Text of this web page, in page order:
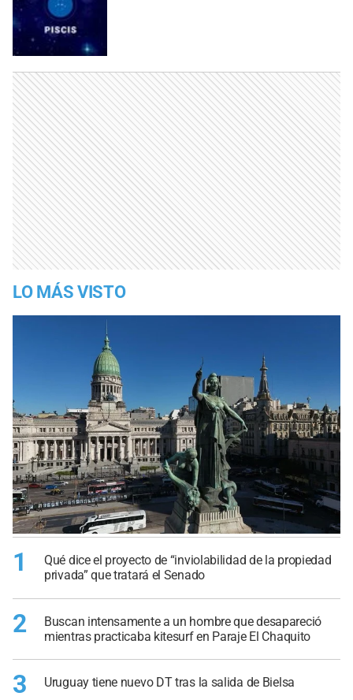
LO MÁS VISTO
1
Qué dice el proyecto de “inviolabilidad de la propiedad
privada” que tratará el Senado
2
Buscan intensamente a un hombre que desapareció
mientras practicaba kitesurf en Paraje El Chaquito
3 Uruguay tiene nuevo DT tras la salida de Bielsa